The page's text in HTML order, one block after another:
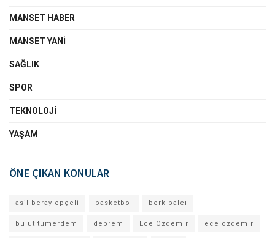
MANSET HABER
MANSET YANI
SAĞLIK
SPOR
TEKNOLOJI
YAŞAM
ÖNE ÇIKAN KONULAR
asil beray epçeli basketbol berk balcı
bulut tümerdem deprem Ece Özdemir ece özdemir